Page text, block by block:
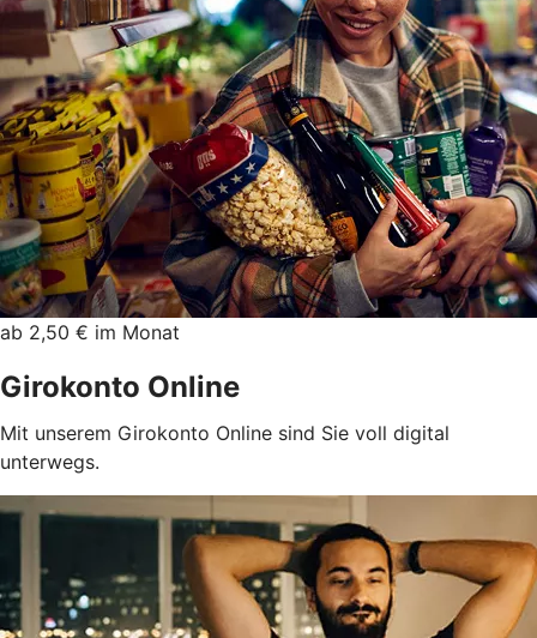
ab 2,50 € im Monat
Girokonto Online
Mit unserem Girokonto Online sind Sie voll digital
unterwegs.